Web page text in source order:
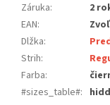
Záruka:
2
EAN:
Dlžka:
Strih:
Farba:
#sizes_table#: